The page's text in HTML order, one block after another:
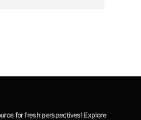
for fresh perspectives! Explore